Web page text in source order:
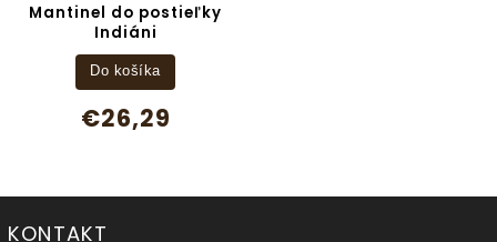
Mantinel do postieľky
Indiáni
€26,29
Do košíka
KONTAKT